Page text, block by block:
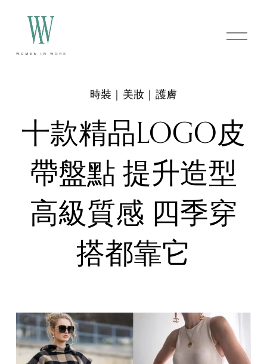
O
p
十款精品LOGO皮
帶盤點 提升造型
高級質感 四季穿
搭都靠它
時裝｜美妝｜護膚